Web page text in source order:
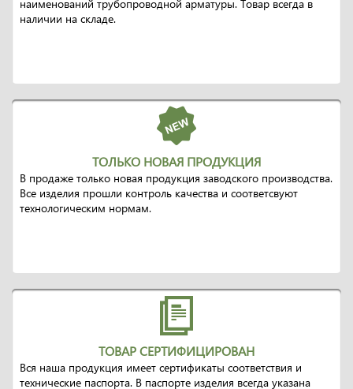
наименований трубопроводной арматуры. Товар всегда в
наличии на складе.
ТОЛЬКО НОВАЯ ПРОДУКЦИЯ
В продаже только новая продукция заводского производства.
Все изделия прошли контроль качества и соответсвуют
технологическим нормам.
ТОВАР СЕРТИФИЦИРОВАН
Вся наша продукция имеет сертификаты соответствия и
технические паспорта. В паспорте изделия всегда указана